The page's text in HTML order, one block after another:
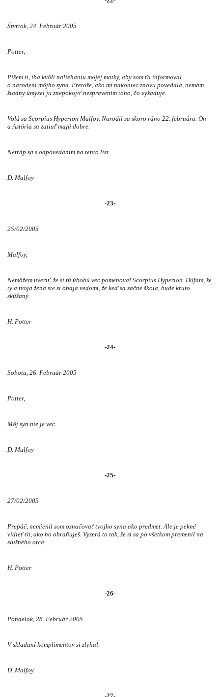
Štvrtok, 24. Február 2005
Potter,
Píšem ti, iba kvôli naliehaniu mojej matky, aby som ťa informoval
o narodení môjho syna. Pretože, ako mi nakoniec znovu povedala, nemám
žiadny úmysel ju znepokojiť nespravením toho, čo vyžaduje.
Volá sa Scorpius Hyperion Malfoy. Narodil sa skoro ráno 22. februára. On
a Astória sa zatiaľ majú dobre.
Netráp sa s odpovedaním na tento list.
D. Malfoy
-23-
25/02/2005
Malfoy,
Nemôžem uveriť, že si tú úbohú vec pomenoval Scorpius Hyperion. Dúfam, že
ty a tvoja žena ste si obaja vedomí, že keď sa začne škola, bude kruto
skúšaný.
H. Potter
-24-
Sobota, 26. Február 2005
Potter,
Môj syn nie je vec.
D. Malfoy
-25-
27/02/2005
Prepáč, nemienil som označovať tvojho syna ako predmet. Ale je pekné
vidieť ťa, ako ho obraňuješ. Vyzerá to tak, že si sa po všetkom premenil na
slušného otca.
H. Potter
-26-
Pondelok, 28. Február 2005
V skladaní komplimentov si zlyhal.
D. Malfoy